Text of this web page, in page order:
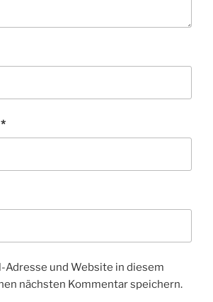
*
Adresse und Website in diesem
nächsten Kommentar speichern.